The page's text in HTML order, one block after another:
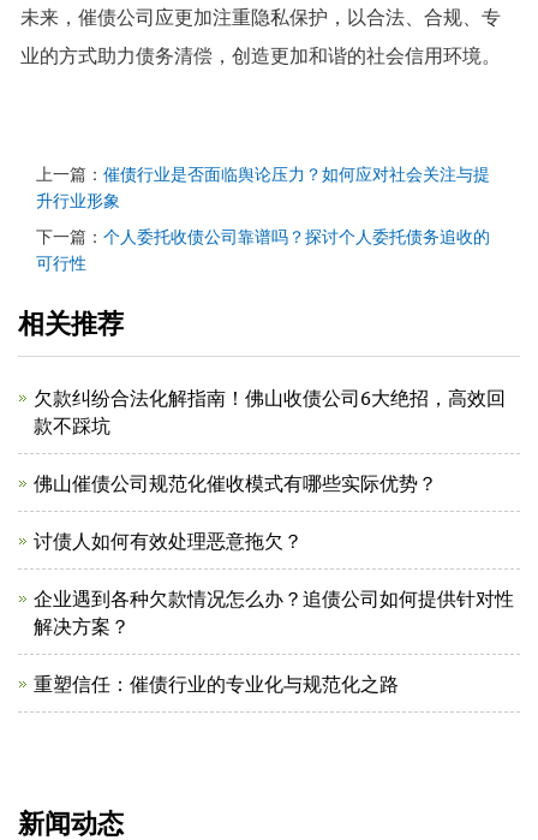
未来，催债公司应更加注重隐私保护，以合法、合规、专
业的方式助力债务清偿，创造更加和谐的社会信用环境。
上一篇： 催债行业是否面临舆论压力？如何应对社会关注与提
升行业形象
下一篇： 个人委托收债公司靠谱吗？探讨个人委托债务追收的
可行性
相关推荐
欠款纠纷合法化解指南！佛山收债公司6大绝招，高效回
款不踩坑
佛山催债公司规范化催收模式有哪些实际优势？
讨债人如何有效处理恶意拖欠？
企业遇到各种欠款情况怎么办？追债公司如何提供针对性
解决方案？
重塑信任：催债行业的专业化与规范化之路
新闻动态